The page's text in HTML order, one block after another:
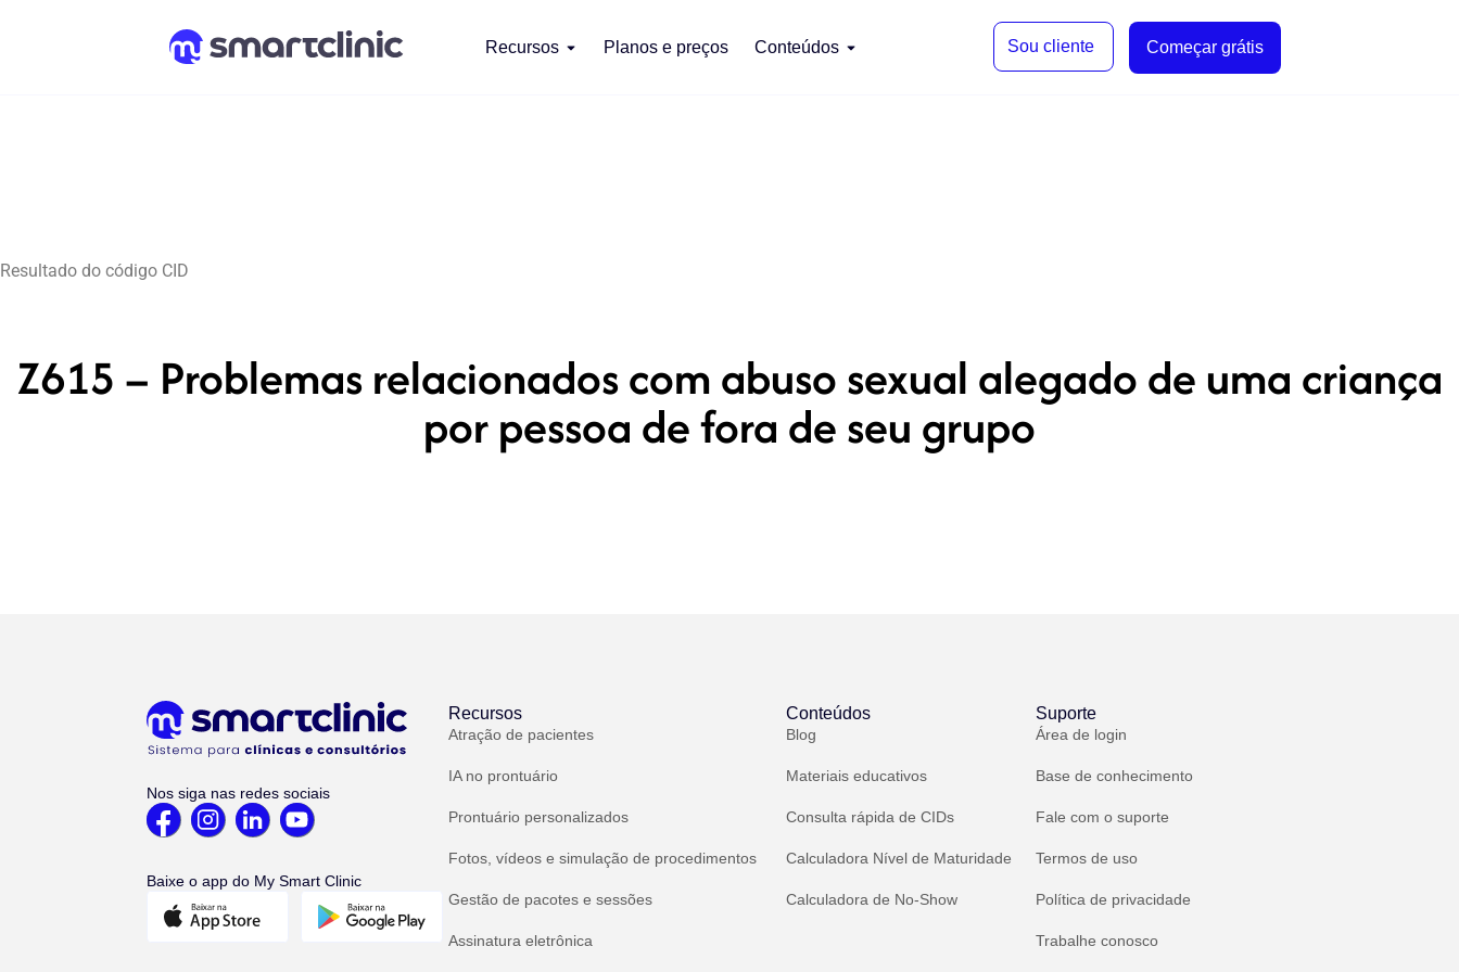
Recursos Planos e preços Conteúdos Sou cliente Começar grátis
Resultado do código CID
Z615 – Problemas relacionados com abuso sexual alegado de uma criança
por pessoa de fora de seu grupo
Nos siga nas redes sociais
Baixe o app do My Smart Clinic
Recursos
Atração de pacientes
IA no prontuário
Prontuário personalizados
Fotos, vídeos e simulação de procedimentos
Gestão de pacotes e sessões
Assinatura eletrônica
Conteúdos
Blog
Materiais educativos
Consulta rápida de CIDs
Calculadora Nível de Maturidade
Calculadora de No-Show
Suporte
Área de login
Base de conhecimento
Fale com o suporte
Termos de uso
Política de privacidade
Trabalhe conosco